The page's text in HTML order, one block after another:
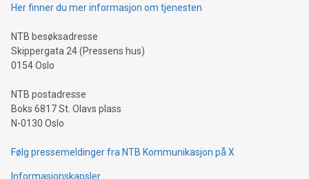
Her finner du mer informasjon om tjenesten
NTB besøksadresse
Skippergata 24 (Pressens hus)
0154 Oslo
NTB postadresse
Boks 6817 St. Olavs plass
N-0130 Oslo
Følg pressemeldinger fra NTB Kommunikasjon på X
Informasjonskapsler